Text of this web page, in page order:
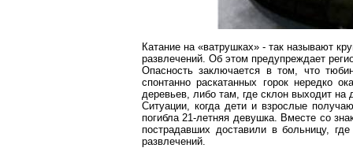
Катание на «ватрушках» - так называют
развлечений. Об этом предупреждает
Опасность заключается в том, что
спонтанно раскатанных горок нередко
деревьев, либо там, где склон выходит на
Ситуации, когда дети и взрослые
погибла 21-летняя девушка. Вместе со
пострадавших доставили в больницу,
развлечений.